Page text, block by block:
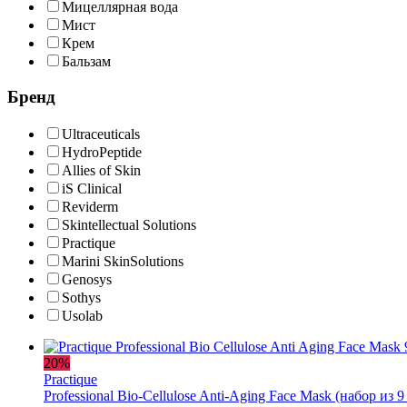
Мицеллярная вода
Мист
Крем
Бальзам
Бренд
Ultraceuticals
HydroPeptide
Allies of Skin
iS Clinical
Reviderm
Skintellectual Solutions
Practique
Marini SkinSolutions
Genosys
Sothys
Usolab
20%
Practique
Professional Bio-Cellulose Anti-Aging Face Mask (набор из